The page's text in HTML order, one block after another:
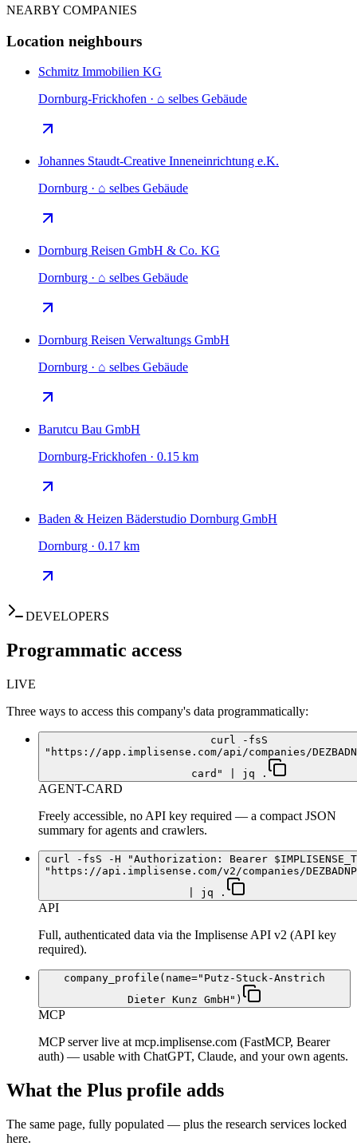
NEARBY COMPANIES
Location neighbours
Schmitz Immobilien KG
Dornburg-Frickhofen · ⌂ selbes Gebäude
Johannes Staudt-Creative Inneneinrichtung e.K.
Dornburg · ⌂ selbes Gebäude
Dornburg Reisen GmbH & Co. KG
Dornburg · ⌂ selbes Gebäude
Dornburg Reisen Verwaltungs GmbH
Dornburg · ⌂ selbes Gebäude
Barutcu Bau GmbH
Dornburg-Frickhofen · 0.15 km
Baden & Heizen Bäderstudio Dornburg GmbH
Dornburg · 0.17 km
DEVELOPERS
Programmatic access
LIVE
Three ways to access this company's data programmatically:
curl -fsS
"https://app.implisense.com/api/companies/
card" | jq .
AGENT-CARD
Freely accessible, no API key required — a compact JSON
summary for agents and crawlers.
curl -fsS -H "Authorization: Bearer
"https://api.implisense.com/v2/companies/
| jq .
API
Full, authenticated data via the Implisense API v2 (API key
required).
company_profile(name="Putz-Stuck-Anstrich
Dieter Kunz GmbH")
MCP
MCP server live at mcp.implisense.com (FastMCP, Bearer
auth) — usable with ChatGPT, Claude, and your own agents.
What the Plus profile adds
The same page, fully populated — plus the research services locked
here.